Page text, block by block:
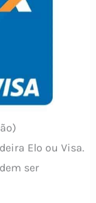
Elo ou Visa.
ser